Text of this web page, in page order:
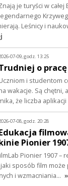
je turyści w
Leśnicy i
07-09, godz. 13:25
o
i studentom
wakacje. Są
że liczba
07-08, godz. 20:28
Pionier
Pionier 1907 –
sposób film
i wzmacniania…